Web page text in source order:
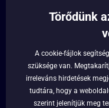
KAPCSOLAT
info@legyferfi.hu
FONTOS INFORMÁCIÓK
RÓLUNK
Törődünk
A cookie-fájlok
szüksége van.
irreleváns hirdetések
tudtára, hogy a
szerint jelenítjük meg